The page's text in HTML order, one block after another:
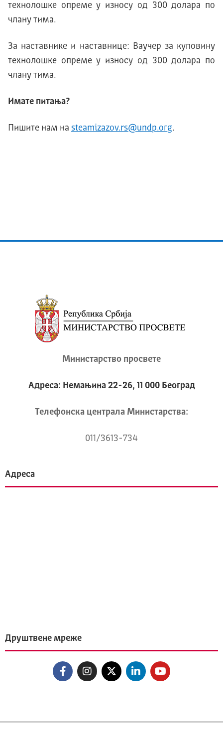
технолошке опреме у износу од 300 долара по
члану тима.
За наставнике и наставнице: Ваучер за куповину
технолошке опреме у износу од 300 долара по
члану тима.
Имате питања?
Пишите нам на steamizazov.rs@undp.огg.
Министарство просвете
Адреса: Немањина 22-26, 11 000 Београд
Телeфонска централа Mинистарства:
011/3613-734
Адреса
Друштвене мреже